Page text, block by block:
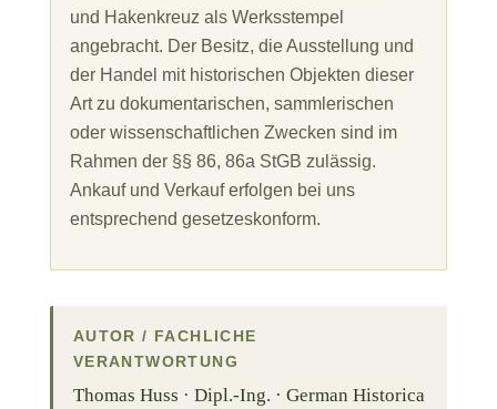
und Hakenkreuz als Werksstempel
angebracht. Der Besitz, die Ausstellung und
der Handel mit historischen Objekten dieser
Art zu dokumentarischen, sammlerischen
oder wissenschaftlichen Zwecken sind im
Rahmen der §§ 86, 86a StGB zulässig.
Ankauf und Verkauf erfolgen bei uns
entsprechend gesetzeskonform.
AUTOR / FACHLICHE
VERANTWORTUNG
Thomas Huss · Dipl.-Ing. · German Historica